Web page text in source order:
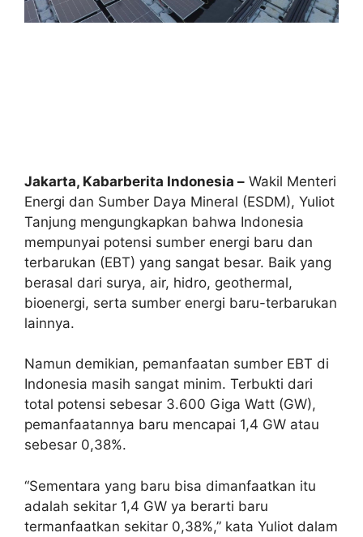
Jakarta, Kabarberita Indonesia – Wakil Menteri
Energi dan Sumber Daya Mineral (ESDM), Yuliot
Tanjung mengungkapkan bahwa Indonesia
mempunyai potensi sumber energi baru dan
terbarukan (EBT) yang sangat besar. Baik yang
berasal dari surya, air, hidro, geothermal,
bioenergi, serta sumber energi baru-terbarukan
lainnya.
Namun demikian, pemanfaatan sumber EBT di
Indonesia masih sangat minim. Terbukti dari
total potensi sebesar 3.600 Giga Watt (GW),
pemanfaatannya baru mencapai 1,4 GW atau
sebesar 0,38%.
“Sementara yang baru bisa dimanfaatkan itu
adalah sekitar 1,4 GW ya berarti baru
termanfaatkan sekitar 0,38%,” kata Yuliot dalam